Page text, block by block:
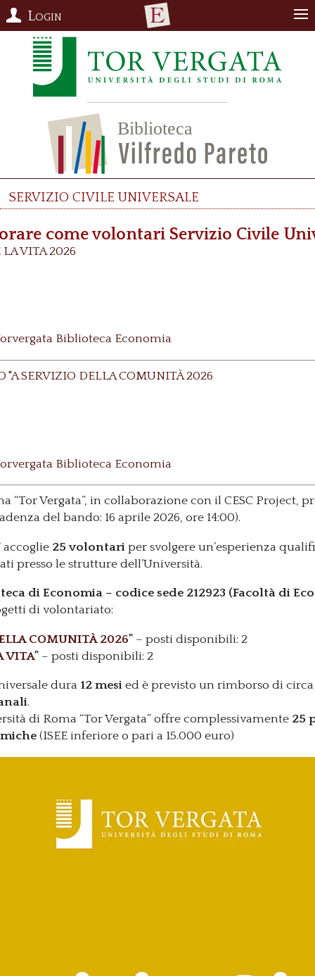
Login
servizio civile universale
come volontari Servizio Civile
LA VITA 2026
Biblioteca Economia
"A SERVIZIO DELLA COMUNITÀ 2026
Biblioteca Economia
“Tor Vergata”, in collaborazione con il CESC Project,
del bando: 16 aprile 2026, ore 14:00).
accoglie 25 volontari per svolgere un’esperienza
presso le strutture dell’Università.
di Economia – codice sede 212923 (Facoltà di
di volontariato:
COMUNITÀ 2026” – posti disponibili: 2
VITA” – posti disponibili: 2
dura 12 mesi ed è previsto un rimborso di
.
di Roma “Tor Vergata” offre complessivamente 25
(ISEE inferiore o pari a 15.000 euro)